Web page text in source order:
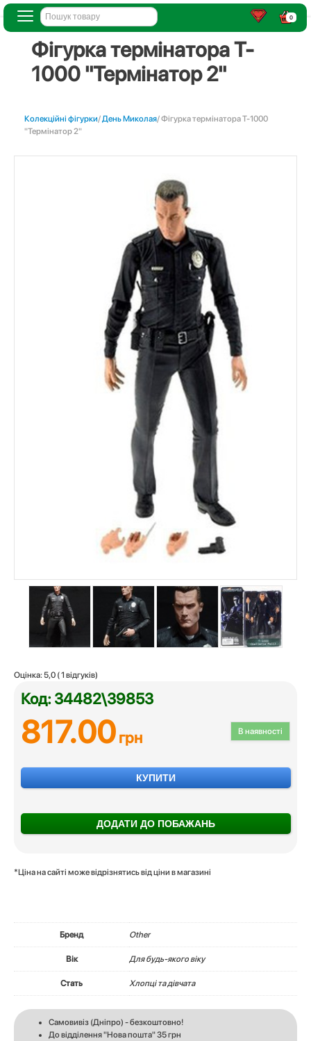
0
Фігурка термінатора T-
1000 "Термінатор 2"
Колекційні фігурки/День Миколая/ Фігурка термінатора T-1000
"Термінатор 2"
Оцінка: 5,0 (1 відгуків)
Код: 34482\39853
В наявності
817.00грн
КУПИТИ
ДОДАТИ ДО ПОБАЖАНЬ
*Ціна на сайті може відрізнятись від ціни в магазині
Бренд Other
Вік Для будь-якого віку
Стать Хлопці та дівчата
Самовивіз (Дніпро) - безкоштовно!
До відділення "Нова пошта" 35 грн